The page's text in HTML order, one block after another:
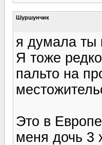
Шуршунчик
я думала ты
Я тоже
пальто на
Это в
меня дочь 3